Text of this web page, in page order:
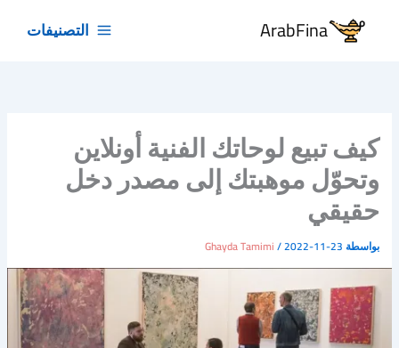
ArabFina التصنيفات
كيف تبيع لوحاتك الفنية أونلاين
وتحوّل موهبتك إلى مصدر دخل
حقيقي
بواسطة Ghayda Tamimi/2022-11-23